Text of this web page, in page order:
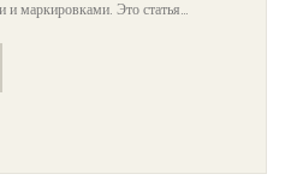
и маркировками. Это статья
буквы "L" на аккумуляторах.
может повлиять на выбор и
аккумулятора.